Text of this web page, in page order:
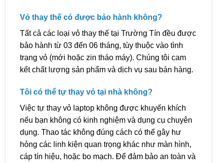
Vỏ thay thế có được bảo hành không?
Tất cả các loại vỏ thay thế tại Trường Tín đều được
bảo hành từ 03 đến 06 tháng, tùy thuộc vào tình
trạng vỏ (mới hoặc zin tháo máy). Chúng tôi cam
kết chất lượng sản phẩm và dịch vụ sau bán hàng.
Tôi có thể tự thay vỏ tại nhà không?
Việc tự thay vỏ laptop không được khuyến khích
nếu bạn không có kinh nghiệm và dụng cụ chuyên
dụng. Thao tác không đúng cách có thể gây hư
hỏng các linh kiện quan trọng khác như màn hình,
cáp tín hiệu, hoặc bo mạch. Để đảm bảo an toàn và